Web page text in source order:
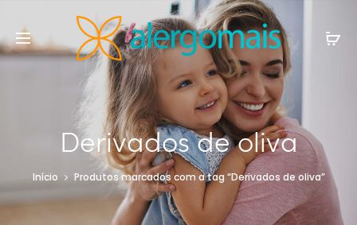
Derivados de oliva
Início Produtos marcados com a tag “Derivados de oliva”